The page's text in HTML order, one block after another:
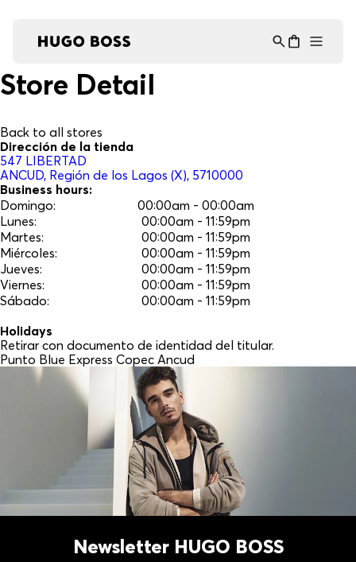
Store Detail
Back to all stores
Dirección de la tienda
547 LIBERTAD
ANCUD, Región de los Lagos (X), 5710000
Business hours:
Domingo:
00:00am - 00:00am
Lunes:
00:00am - 11:59pm
Martes:
00:00am - 11:59pm
Miércoles:
00:00am - 11:59pm
Jueves:
00:00am - 11:59pm
Viernes:
00:00am - 11:59pm
Sábado:
00:00am - 11:59pm
Holidays
Retirar con documento de identidad del titular.
Punto Blue Express Copec Ancud
Newsletter HUGO BOSS
Asistente Virtual
en línea ⋮